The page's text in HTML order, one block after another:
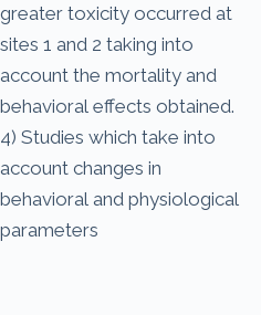
greater toxicity occurred at
sites 1 and 2 taking into
account the mortality and
behavioral effects obtained.
4) Studies which take into
account changes in
behavioral and physiological
parameters